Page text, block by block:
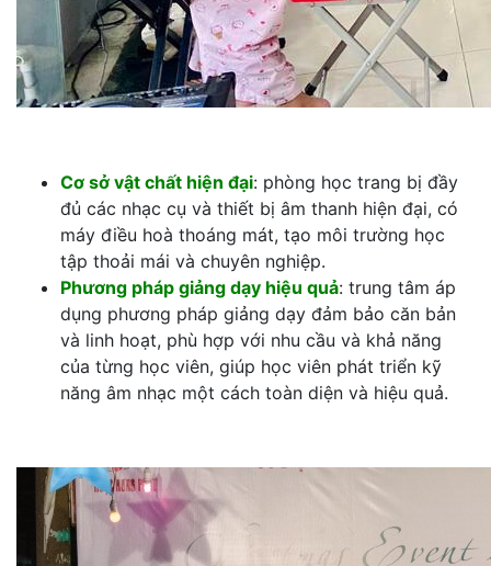
Cơ sở vật chất hiện đại: phòng học trang bị đầy
đủ các nhạc cụ và thiết bị âm thanh hiện đại, có
máy điều hoà thoáng mát, tạo môi trường học
tập thoải mái và chuyên nghiệp.
Phương pháp giảng dạy hiệu quả: trung tâm áp
dụng phương pháp giảng dạy đảm bảo căn bản
và linh hoạt, phù hợp với nhu cầu và khả năng
của từng học viên, giúp học viên phát triển kỹ
năng âm nhạc một cách toàn diện và hiệu quả.